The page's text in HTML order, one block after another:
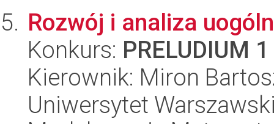
Rozwój i analiza
Konkurs: PRELUDIUM 1
Kierownik: Miron
Uniwersytet